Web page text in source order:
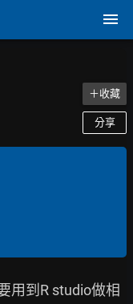
＋收藏
分享
用到R studio做相